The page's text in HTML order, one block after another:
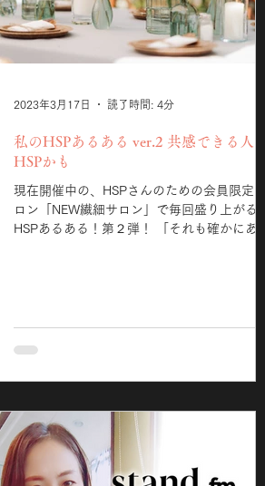
私のHSPあるある ver.2 共感できる人は
HSPかも
現在開催中の、HSPさんのための会員限定サ
ロン「NEW繊細サロン」で毎回盛り上がる
HSPあるある！第２弾！ 「それも確かにある
2023年3月17日 読了時間: 4分